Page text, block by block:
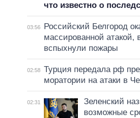
что известно о
03:56
Российский Белгород
массированной атакой,
вспыхнули пожары
02:58 Турция передала рф
моратории на атаки в
02:31
Зеленский
возможные